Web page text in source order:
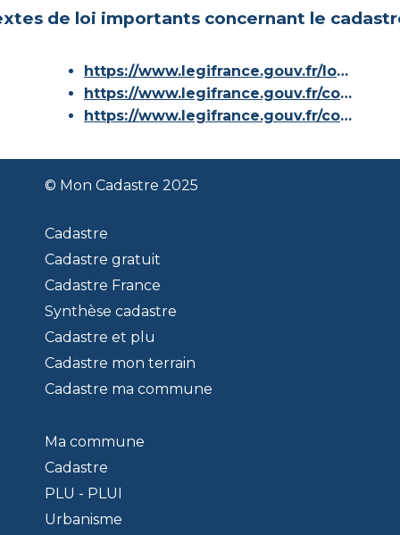
de loi importants concernant le
https://www.legifrance.gouv.fr/loda/id/JORFTEXT000000686267/
https://www.legifrance.gouv.fr/codes/article_lc/LEGIARTI000036588629/
https://www.legifrance.gouv.fr/codes/id/LEGISCTA000006180153/
© Mon Cadastre 2025
Cadastre
Cadastre gratuit
Cadastre France
Synthèse cadastre
Cadastre et plu
Cadastre mon terrain
Cadastre ma commune
Ma commune
Cadastre
PLU - PLUI
Urbanisme